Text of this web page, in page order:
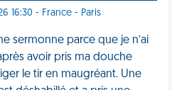
16:30 - France - Paris
sermonne parce que je n’ai
avoir pris ma douche
le tir en maugréant. Une